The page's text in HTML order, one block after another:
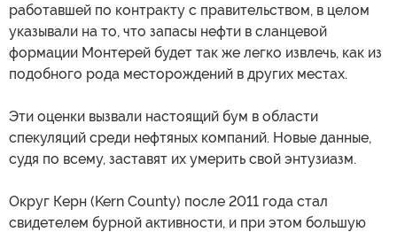
работавшей по контракту с правительством, в целом
указывали на то, что запасы нефти в сланцевой
формации Монтерей будет так же легко извлечь, как из
подобного рода месторождений в других местах.
Эти оценки вызвали настоящий бум в области
спекуляций среди нефтяных компаний. Новые данные,
судя по всему, заставят их умерить свой энтузиазм.
Округ Керн (Kern County) после 2011 года стал
свидетелем бурной активности, и при этом большую